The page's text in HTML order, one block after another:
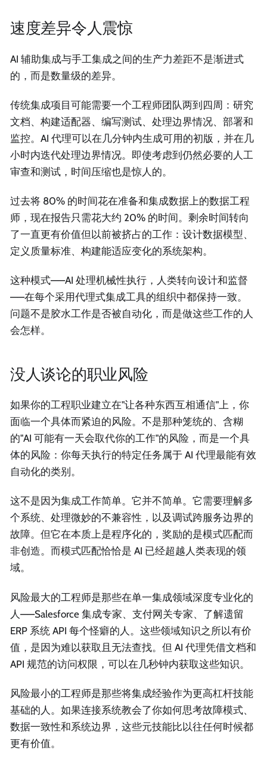
速度差异令人震惊
AI 辅助集成与手工集成之间的生产力差距不是渐进式
的，而是数量级的差异。
传统集成项目可能需要一个工程师团队两到四周：研究
文档、构建适配器、编写测试、处理边界情况、部署和
监控。AI 代理可以在几分钟内生成可用的初版，并在几
小时内迭代处理边界情况。即使考虑到仍然必要的人工
审查和测试，时间压缩也是惊人的。
过去将 80% 的时间花在准备和集成数据上的数据工程
师，现在报告只需花大约 20% 的时间。剩余时间转向
了一直更有价值但以前被挤占的工作：设计数据模型、
定义质量标准、构建能适应变化的系统架构。
这种模式——AI 处理机械性执行，人类转向设计和监督
——在每个采用代理式集成工具的组织中都保持一致。
问题不是胶水工作是否被自动化，而是做这些工作的人
会怎样。
没人谈论的职业风险
如果你的工程职业建立在"让各种东西互相通信"上，你
面临一个具体而紧迫的风险。不是那种笼统的、含糊
的"AI 可能有一天会取代你的工作"的风险，而是一个具
体的风险：你每天执行的特定任务属于 AI 代理最能有效
自动化的类别。
这不是因为集成工作简单。它并不简单。它需要理解多
个系统、处理微妙的不兼容性，以及调试跨服务边界的
故障。但它在本质上是程序化的，奖励的是模式匹配而
非创造。而模式匹配恰恰是 AI 已经超越人类表现的领
域。
风险最大的工程师是那些在单一集成领域深度专业化的
人——Salesforce 集成专家、支付网关专家、了解遗留
ERP 系统 API 每个怪癖的人。这些领域知识之所以有价
值，是因为难以获取且无法查找。但 AI 代理凭借文档和
API 规范的访问权限，可以在几秒钟内获取这些知识。
风险最小的工程师是那些将集成经验作为更高杠杆技能
基础的人。如果连接系统教会了你如何思考故障模式、
数据一致性和系统边界，这些元技能比以往任何时候都
更有价值。